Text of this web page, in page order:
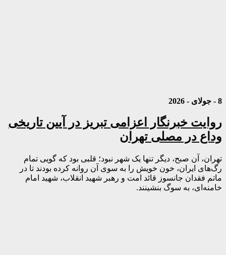
8 - جولای - 2026
روایت خبرنگار اعزامی تبریز در آیین تاریخی
وداع در مصلی تهران
تهران، آن صبح، دیگر تنها یک شهر نبود؛ قلبی بود که گویی تمام
رگ‌های ایران، خون خویش را به سوی آن روانه کرده بودند تا در
ماتم فقدان جانسوز قائد امت و رهبر شهید انقلاب، شهید امام
خامنه‌ای، به سوگ بنشینند.